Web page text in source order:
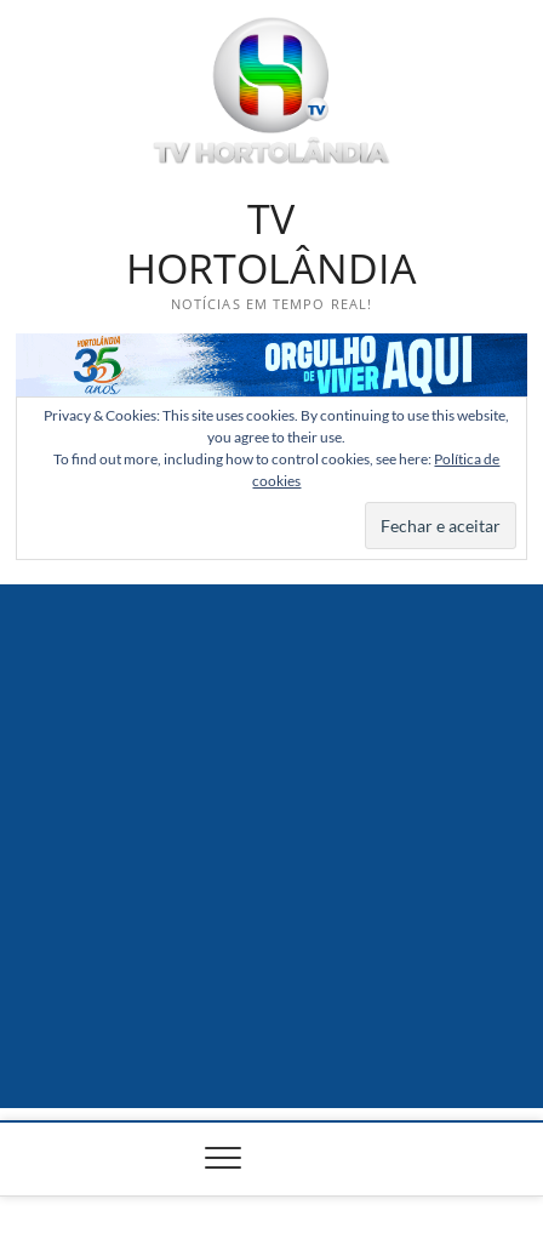
TV
HORTOLÂNDIA
NOTÍCIAS EM TEMPO REAL!
Privacy & Cookies: This site uses cookies. By continuing to use this website,
you agree to their use.
To find out more, including how to control cookies, see here: Política de
cookies